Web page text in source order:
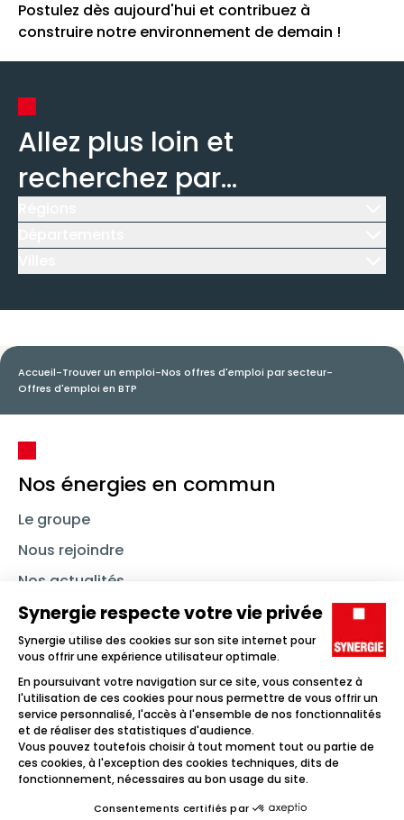
Postulez dès aujourd'hui et contribuez à
construire notre environnement de demain !
Allez plus loin et
recherchez par...
Accueil-Trouver un emploi-Nos offres d'emploi par secteur-
Offres d'emploi en BTP
Nos énergies en commun
Le groupe
Nous rejoindre
Nos actualités
Nous contacter
Linkedin SynergieInstagramTikTok Youtube
Trouver un emploi
Icône d'illustration
Candidats
Icône d'illustration
Icône d'illustration